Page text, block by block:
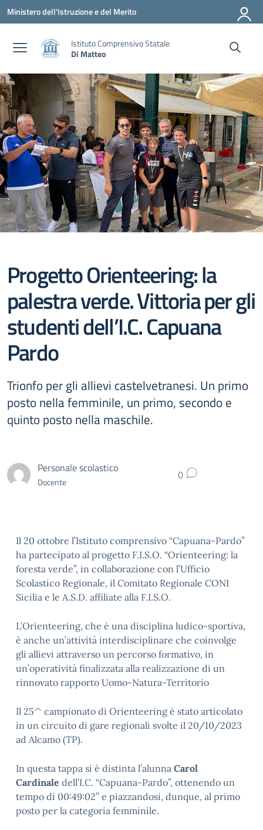
Vai ai contenuti
Vai al menu di navigazione
Vai al footer
Ministero dell'Istruzione e del Merito
Istituto Comprensivo Statale
Di Matteo
Progetto Orienteering: la
palestra verde. Vittoria per gli
studenti dell’I.C. Capuana
Pardo
Trionfo per gli allievi castelvetranesi. Un primo
posto nella femminile, un primo, secondo e
quinto posto nella maschile.
Personale scolastico
Docente 0
Il 20 ottobre l’Istituto comprensivo “Capuana-Pardo”
ha partecipato al progetto F.I.S.O. “Orienteering: la
foresta verde”, in collaborazione con l’Ufficio
Scolastico Regionale, il Comitato Regionale CONI
Sicilia e le A.S.D. affiliate alla F.I.S.O.
L’Orienteering, che è una disciplina ludico-sportiva,
è anche un’attività interdisciplinare che coinvolge
gli allievi attraverso un percorso formativo, in
un’operatività finalizzata alla realizzazione di un
rinnovato rapporto Uomo-Natura-Territorio
Il 25^ campionato di Orienteering è stato articolato
in un circuito di gare regionali svolte il 20/10/2023
ad Alcamo (TP).
In questa tappa si è distinta l’alunna Carol
Cardinale dell’I.C. “Capuana-Pardo”, ottenendo un
tempo di 00:49:02’’ e piazzandosi, dunque, al primo
posto per la categoria femminile.